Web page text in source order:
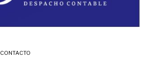
CONTACTO